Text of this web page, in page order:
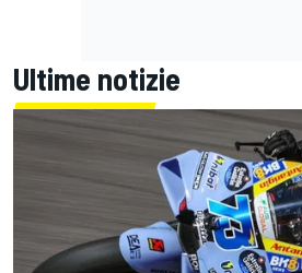
Ultime notizie